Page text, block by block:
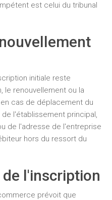
est celui du tribunal
initiale reste
le renouvellement ou la
cas de déplacement du
l'établissement principal,
de l'adresse de l'entreprise
hors du ressort du
l'inscription
prévoit que